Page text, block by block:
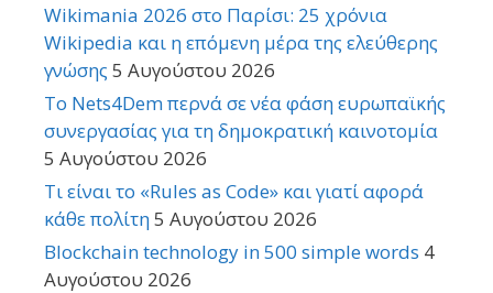
Wikimania 2026 στο Παρίσι: 25 χρόνια
Wikipedia και η επόμενη μέρα της ελεύθερης
γνώσης 5 Αυγούστου 2026
Το Nets4Dem περνά σε νέα φάση ευρωπαϊκής
συνεργασίας για τη δημοκρατική καινοτομία
5 Αυγούστου 2026
Τι είναι το «Rules as Code» και γιατί αφορά
κάθε πολίτη5 Αυγούστου 2026
Blockchain technology in 500 simple words 4
Αυγούστου 2026